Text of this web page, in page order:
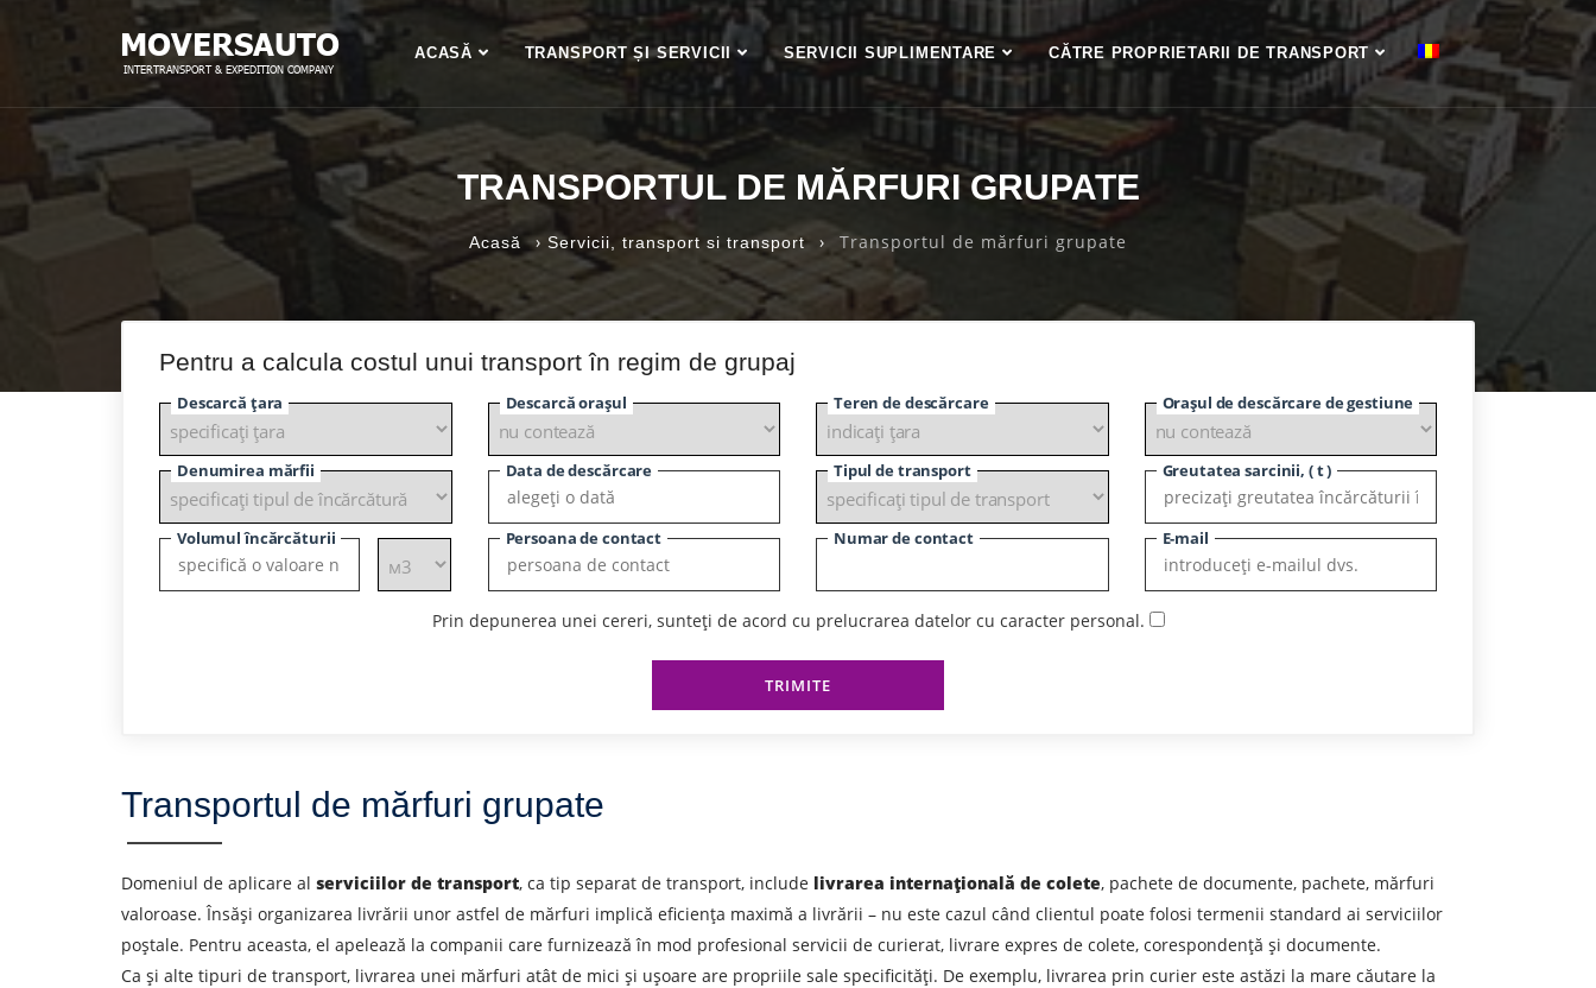
ACASĂ TRANSPORT ȘI SERVICII SERVICII SUPLIMENTARE CĂTRE PROPRIETARII DE TRANSPORT
TRANSPORTUL DE MĂRFURI GRUPATE
Acasă › Servicii, transport si transport › Transportul de mărfuri grupate
Pentru a calcula costul unui transport în regim de grupaj
Descarcă țara Descarcă orașul Teren de descărcare Orașul de descărcare de gestiune
Denumirea mărfii Data de descărcare Tipul de transport Greutatea sarcinii, ( t )
Volumul încărcăturii Persoana de contact Numar de contact E-mail
Prin depunerea unei cereri, sunteți de acord cu prelucrarea datelor cu caracter personal.
TRIMITE
Transportul de mărfuri grupate
Domeniul de aplicare al serviciilor de transport, ca tip separat de transport, include livrarea internațională de colete, pachete de documente, pachete, mărfuri
valoroase. Însăși organizarea livrării unor astfel de mărfuri implică eficiența maximă a livrării – nu este cazul când clientul poate folosi termenii standard ai serviciilor
poștale. Pentru aceasta, el apelează la companii care furnizează în mod profesional servicii de curierat, livrare expres de colete, corespondență și documente.
Ca și alte tipuri de transport, livrarea unei mărfuri atât de mici și ușoare are propriile sale specificități. De exemplu, livrarea prin curier este astăzi la mare căutare la